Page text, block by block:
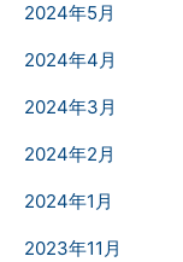
2024年5月
2024年4月
2024年3月
2024年2月
2024年1月
2023年11月